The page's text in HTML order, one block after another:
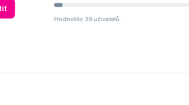
Hodnotilo 39 uživatelů.